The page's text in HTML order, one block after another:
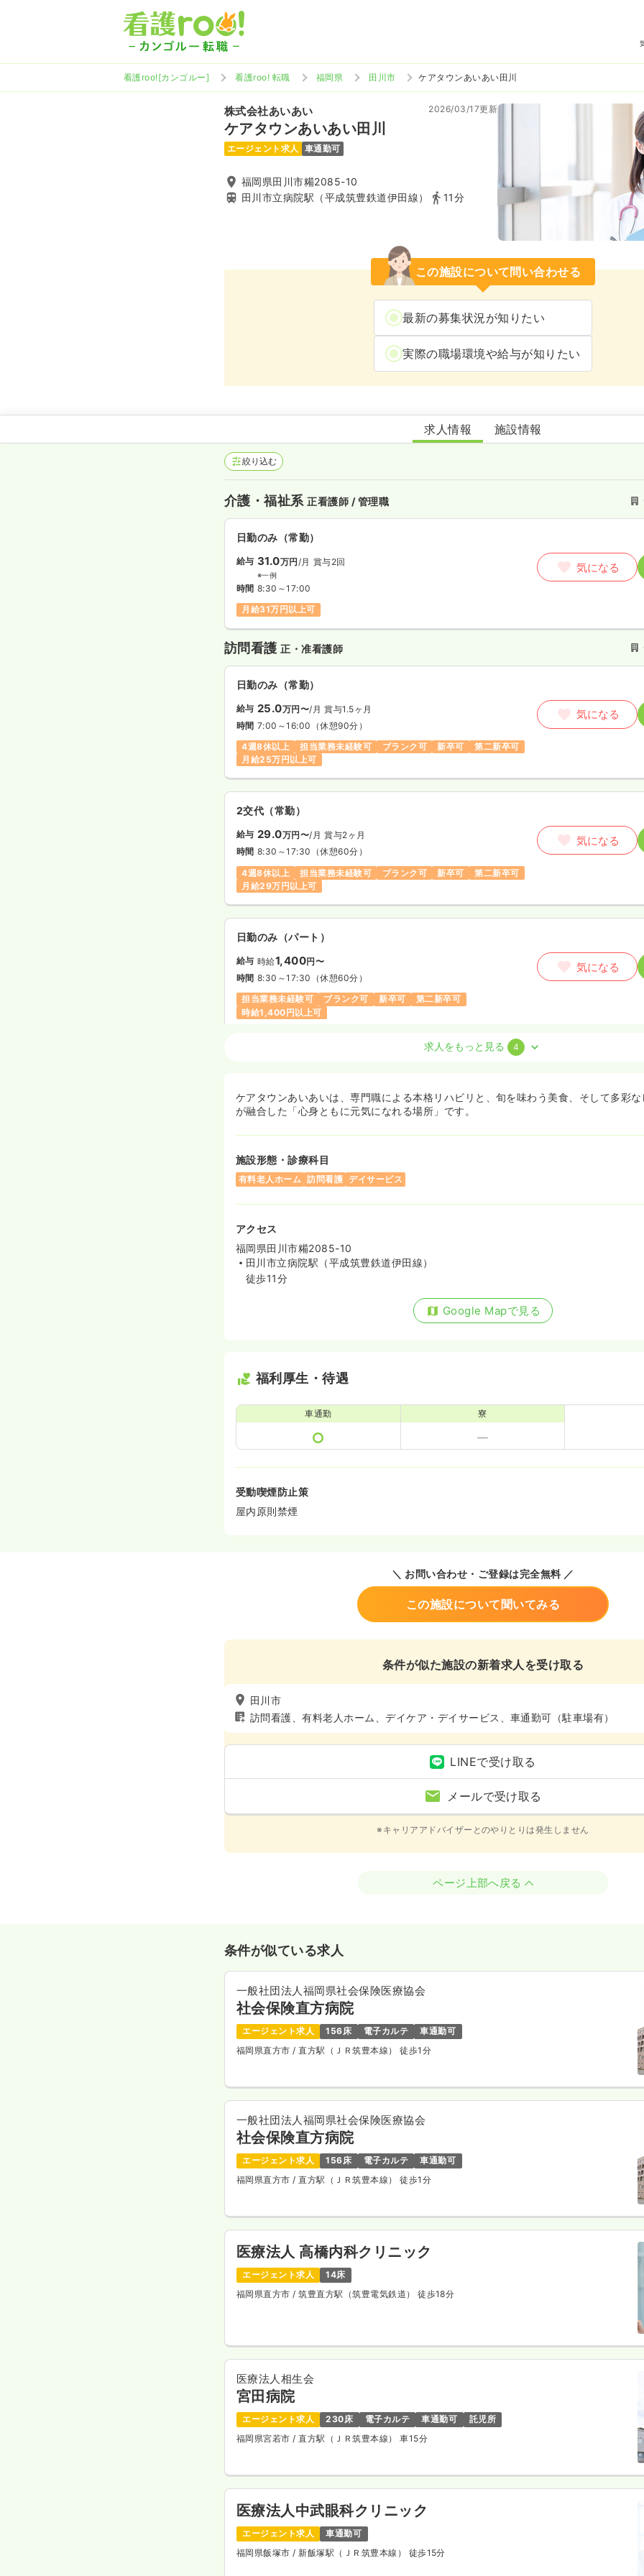
看護roo![カンゴルー] 看護roo! 転職 福岡県 田川市 ケアタウンあいあい田川
株式会社あいあい
ケアタウンあいあい田川
2026/03/17更新
エージェント求人 車通勤可
福岡県田川市糒2085-10
田川市立病院駅（平成筑豊鉄道伊田線）
11分
この施設について問い合わせる
最新の募集状況が知りたい
実際の職場環境や給与が知りたい
ケアタウンあいあい田川
求人情報 施設情報
絞り込む
介護・福祉系正看護師 / 管理職
日勤のみ（常勤）
給与 31.0万円/月 賞与2回
※一例
時間 8:30～17:00
月給31万円以上可
気になる
訪問看護正・准看護師
日勤のみ（常勤）
給与 25.0万円〜/月 賞与1.5ヶ月
時間 7:00～16:00 （休憩90分）
4週8休以上
担当業務未経験可 ブランク可 新卒可
第二新卒可
月給25万円以上可
気になる
2交代（常勤）
給与 29.0万円〜/月 賞与2ヶ月
時間 8:30～17:30 （休憩60分）
4週8休以上
担当業務未経験可 ブランク可 新卒可
第二新卒可
月給29万円以上可
気になる
日勤のみ（パート）
給与 時給1,400円〜
時間 8:30～17:30 （休憩60分）
担当業務未経験可
ブランク可 新卒可
第二新卒可
時給1,400円以上可
気になる
給与 25.0万円〜/月
時間 7:00～16:00（休憩90分）
月給25万円以上可
給与 29.0
※一例
時間 7:00～16:00（休憩90分）
月給29万円以上可
時間
7:00～16:00
（休憩90分）
夜勤のみ（パート）
給与 日給2.1万円
時間 16:00～9:00
求人をもっと見る 4
ケアタウンあいあいは、専門職による本格リハビリと、旬を味わう美食、そして多彩
が融合した「心身ともに元気になれる場所」です。
施設形態・診療科目
有料老人ホーム 訪問看護 デイサービス
アクセス
福岡県田川市糒2085-10
田川市立病院駅（平成筑豊鉄道伊田線）
徒歩11分
Google Mapで見る
福利厚生・待遇
車通勤 寮
受動喫煙防止策
屋内原則禁煙
＼ お問い合わせ・ご登録は完全無料 ／
この施設について聞いてみる
条件が似た施設の新着求人を受け取る
田川市
訪問看護、有料老人ホーム、デイケア・デイサービス、車通勤可（駐車場有）
LINEで受け取る
メールで受け取る
※キャリアアドバイザーとのやりとりは発生しません
ページ上部へ戻る
条件が似ている求人
一般社団法人福岡県社会保険医療協会
社会保険直方病院
エージェント求人 156床 電子カルテ
車通勤可
福岡県直方市 / 直方駅（ＪＲ筑豊本線） 徒歩1分
一般社団法人福岡県社会保険医療協会
社会保険直方病院
エージェント求人 156床 電子カルテ
車通勤可
福岡県直方市 / 直方駅（ＪＲ筑豊本線） 徒歩1分
医療法人 高橋内科クリニック
エージェント求人
14床
福岡県直方市 / 筑豊直方駅（筑豊電気鉄道） 徒歩18分
医療法人相生会
宮田病院
エージェント求人 230床 電子カルテ 車通勤可
託児所
福岡県宮若市 / 直方駅（ＪＲ筑豊本線） 車15分
医療法人中武眼科クリニック
エージェント求人
車通勤可
福岡県飯塚市 / 新飯塚駅（ＪＲ筑豊本線） 徒歩15分